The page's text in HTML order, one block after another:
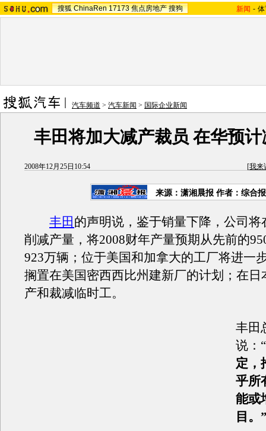
搜狐 ChinaRen 17173 焦点房地产 搜狗 新闻 -
汽车频道 > 汽车新闻 > 国际企业新闻
丰田将加大减产裁员 在华预
2008年12月25日10:54 [我来
来源：潇湘晨报 作者：综合
丰田 的声明说，鉴于销量下降，公司将
削减产量，将2008财年产量预期从先前的
923万辆；位于美国和加拿大的工厂将进一
搁置在美国密西西比州建新厂的计划；在日
产和裁减临时工。
丰田
说：“
定，
乎所
能或
目。